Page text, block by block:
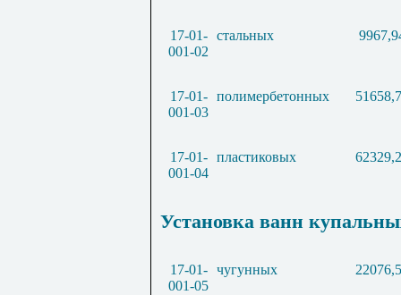
17-01-
001-02
стальных
17-01-
001-03
полимербетонных
17-01-
001-04
пластиковых
Установка ванн
17-01-
001-05
чугунных